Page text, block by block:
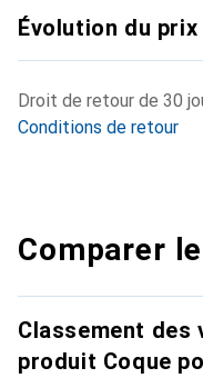
Évolution du prix
Droit de retour de 30
Conditions de retour
Comparer
Classement des
produit Coque